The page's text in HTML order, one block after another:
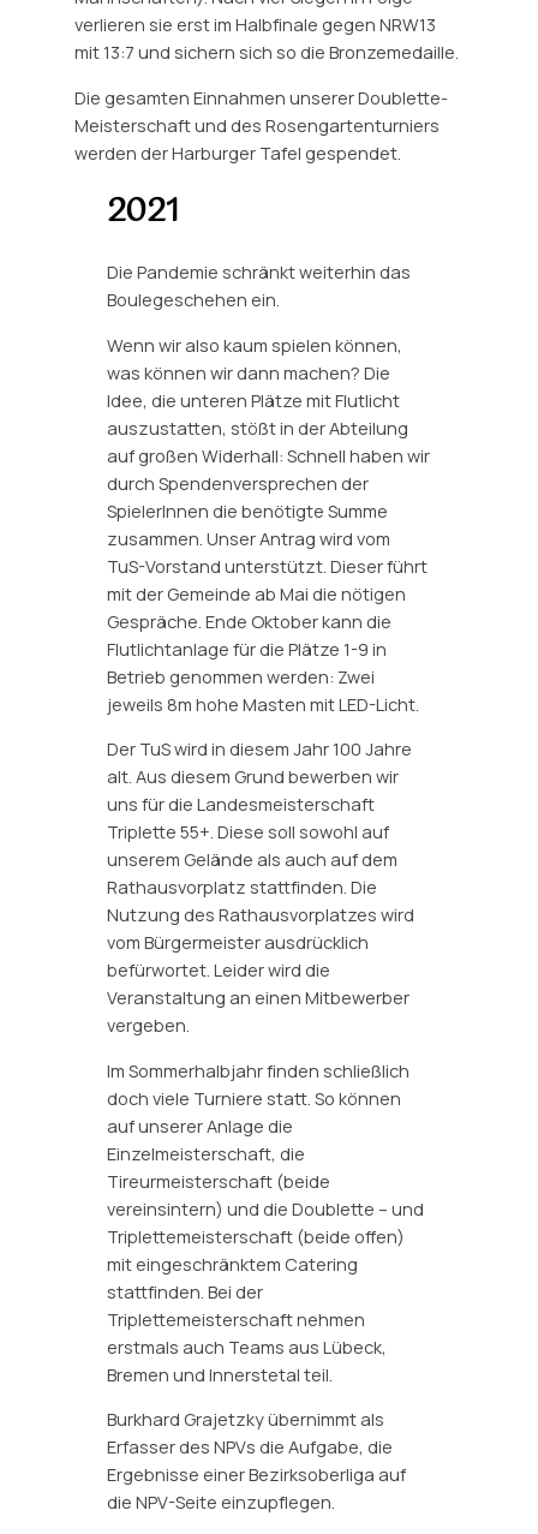
verlieren sie erst im Halbfinale gegen NRW13
mit 13:7 und sichern sich so die Bronzemedaille.
Die gesamten Einnahmen unserer Doublette-
Meisterschaft und des Rosengartenturniers
werden der Harburger Tafel gespendet.
2021
Die Pandemie schränkt weiterhin das
Boulegeschehen ein.
Wenn wir also kaum spielen können,
was können wir dann machen? Die
Idee, die unteren Plätze mit Flutlicht
auszustatten, stößt in der Abteilung
auf großen Widerhall: Schnell haben wir
durch Spendenversprechen der
SpielerInnen die benötigte Summe
zusammen. Unser Antrag wird vom
TuS-Vorstand unterstützt. Dieser führt
mit der Gemeinde ab Mai die nötigen
Gespräche. Ende Oktober kann die
Flutlichtanlage für die Plätze 1-9 in
Betrieb genommen werden: Zwei
jeweils 8m hohe Masten mit LED-Licht.
Der TuS wird in diesem Jahr 100 Jahre
alt. Aus diesem Grund bewerben wir
uns für die Landesmeisterschaft
Triplette 55+. Diese soll sowohl auf
unserem Gelände als auch auf dem
Rathausvorplatz stattfinden. Die
Nutzung des Rathausvorplatzes wird
vom Bürgermeister ausdrücklich
befürwortet. Leider wird die
Veranstaltung an einen Mitbewerber
vergeben.
Im Sommerhalbjahr finden schließlich
doch viele Turniere statt. So können
auf unserer Anlage die
Einzelmeisterschaft, die
Tireurmeisterschaft (beide
vereinsintern) und die Doublette – und
Triplettemeisterschaft (beide offen)
mit eingeschränktem Catering
stattfinden. Bei der
Triplettemeisterschaft nehmen
erstmals auch Teams aus Lübeck,
Bremen und Innerstetal teil.
Burkhard Grajetzky übernimmt als
Erfasser des NPVs die Aufgabe, die
Ergebnisse einer Bezirksoberliga auf
die NPV-Seite einzupflegen.